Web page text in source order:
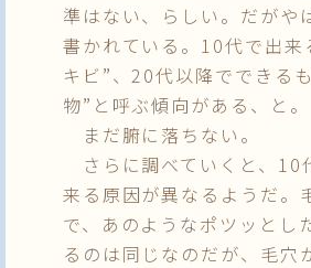
準はない、らしい。だがや
書かれている。10代で出来
キビ”、20代以降でできる
物”と呼ぶ傾向がある、と。
まだ腑に落ちない。
さらに調べていくと、10
来る原因が異なるようだ。
で、あのようなポツッとし
るのは同じなのだが、毛穴